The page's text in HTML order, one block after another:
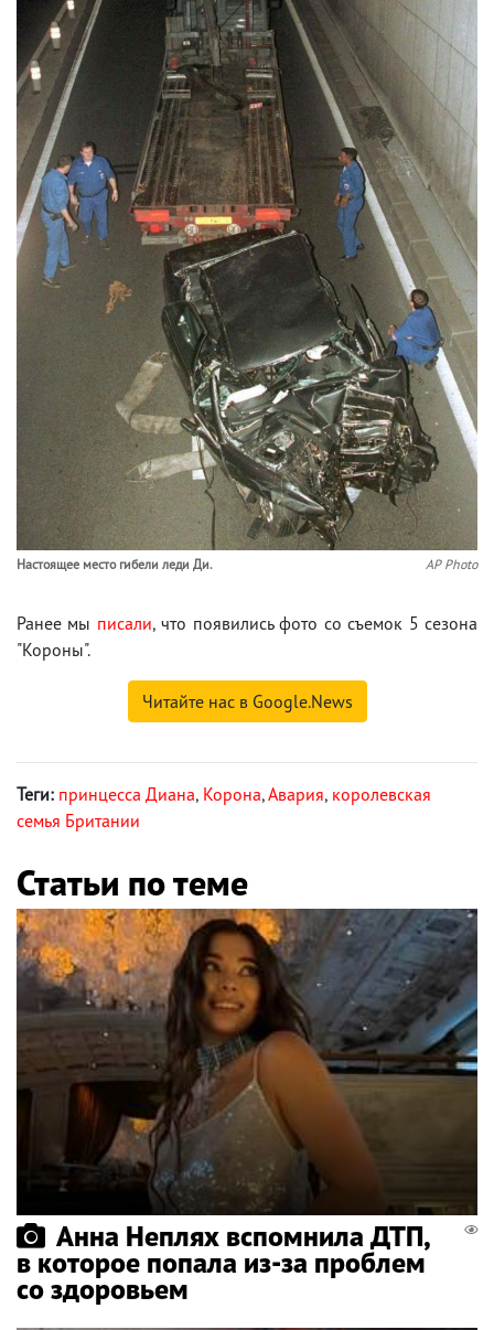
Настоящее место гибели леди Ди. AP Photo
Ранее мы писали, что появились фото со съемок 5 сезона
"Короны".
Читайте нас в Google.News
Теги: принцесса Диана, Корона,Авария, королевская
семья Британии
Статьи по теме
Анна Неплях вспомнила ДТП,
в которое попала из-за проблем
со здоровьем